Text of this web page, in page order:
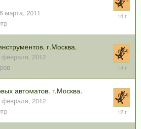
марта, 2011
15
г.Москва.
февраля, 2012
2012
автоматов. г.Москва.
февраля, 2012
24
2014